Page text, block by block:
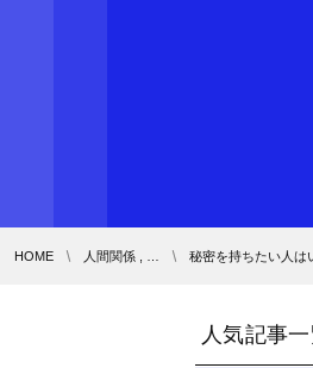
HOME 人間関係 , … 秘密を持ちたい人は
人気記事